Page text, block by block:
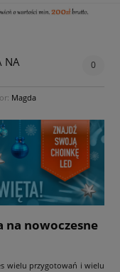
NA
0
Magda
na nowoczesne
wielu przygotowań i wielu